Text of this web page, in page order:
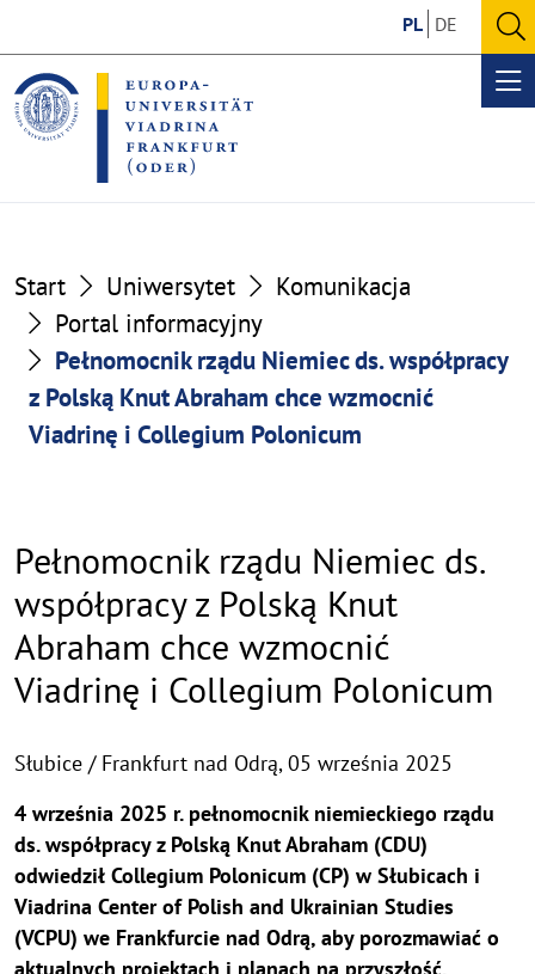
the
content
section
the
footer
section
PL DE
Start Uniwersytet
Komunikacja
Portal informacyjny
Pełnomocnik rządu Niemiec ds. współpracy
z Polską Knut Abraham chce wzmocnić
Viadrinę i Collegium Polonicum
Pełnomocnik rządu Niemiec ds.
współpracy z Polską Knut
Abraham chce wzmocnić
Viadrinę i Collegium Polonicum
Słubice / Frankfurt nad Odrą,05 września 2025
4 września 2025 r. pełnomocnik niemieckiego rządu
ds. współpracy z Polską Knut Abraham (CDU)
odwiedził Collegium Polonicum (CP) w Słubicach i
Viadrina Center of Polish and Ukrainian Studies
(VCPU) we Frankfurcie nad Odrą, aby porozmawiać o